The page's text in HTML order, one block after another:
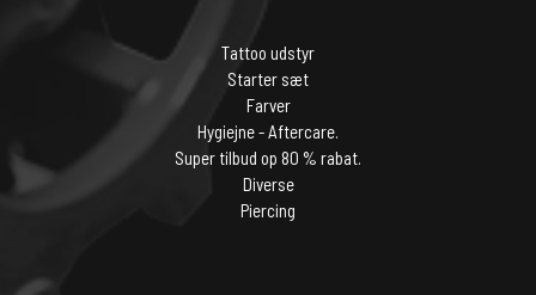
Tattoo udstyr
Starter sæt
Farver
Hygiejne - Aftercare.
Super tilbud op 80 % rabat.
Diverse
Piercing